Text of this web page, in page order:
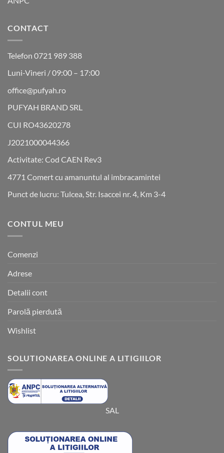
CONTACT
Telefon 0721 989 388
Luni-Vineri / 09:00 – 17:00
office@pufyah.ro
PUFYAH BRAND SRL
CUI RO43620278
J2021000044366
Activitate: Cod CAEN Rev3
4771 Comert cu amanuntul al imbracamintei
Punct de lucru: Tulcea, Str. Isaccei nr. 4, Km 3-4
CONTUL MEU
Comenzi
Adrese
Detalii cont
Parolă pierdută
Wishlist
SOLUTIONAREA ONLINE A LITIGIILOR
SAL